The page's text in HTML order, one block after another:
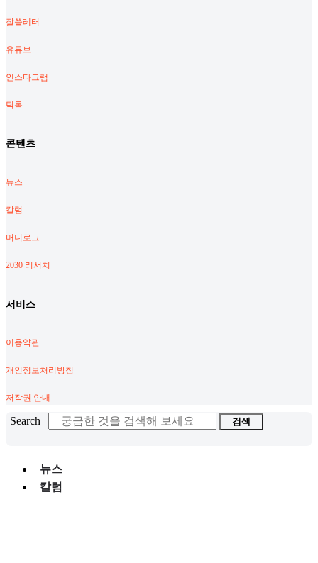
잘쓸레터
유튜브
인스타그램
틱톡
콘텐츠
뉴스
칼럼
머니로그
2030 리서치
서비스
이용약관
개인정보처리방침
저작권 안내
Search 검색
뉴스
칼럼